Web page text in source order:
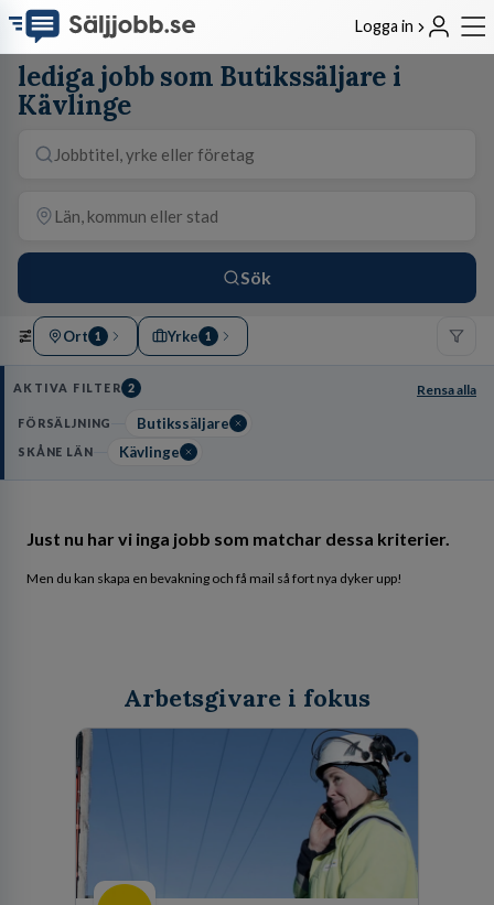
Logga in
lediga jobb som Butikssäljare i
Kävlinge
Sök
Ort 1 Yrke 1
AKTIVA FILTER 2 Rensa alla
FÖRSÄLJNING Butikssäljare
SKÅNE LÄN Kävlinge
Just nu har vi inga jobb som matchar dessa kriterier.
Men du kan skapa en bevakning och få mail så fort nya dyker upp!
Arbetsgivare i fokus